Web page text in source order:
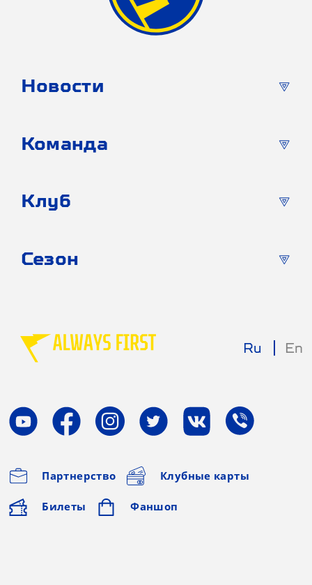
Ru En
Партнерство Клубные карты
Билеты Фаншоп
Новости
Команда
Клуб
Сезон